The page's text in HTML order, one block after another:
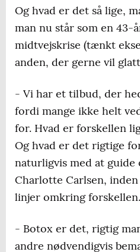
Og hvad er det så lige,
man nu står som en 43-
midtvejskrise (tænkt
anden, der gerne vil
- Vi har et tilbud, der
fordi mange ikke helt
for. Hvad er forskellen
Og hvad er det rigtige
naturligvis med at
Charlotte Carlsen,
linjer omkring forskellen.
- Botox er det, rigtig
andre nødvendigvis